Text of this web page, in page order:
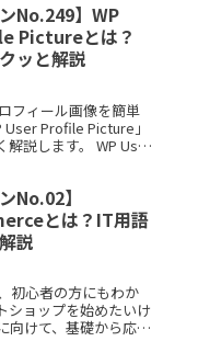
No.249】WP
Pictureとは？
ッと解説
フィール画像を簡単
Profile Picture」
解説します。 WP User
No.02】
とは？IT用語
説
初心者の方にもわか
ショップを始めたいけ
向けて、基礎から応用